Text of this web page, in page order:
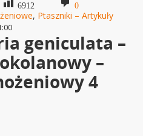
6912 0
, Ptaszniki – Artykuły
geniculata –
–
4